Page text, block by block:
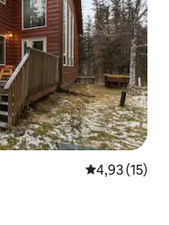
5 üzerinden
4,93 (15)